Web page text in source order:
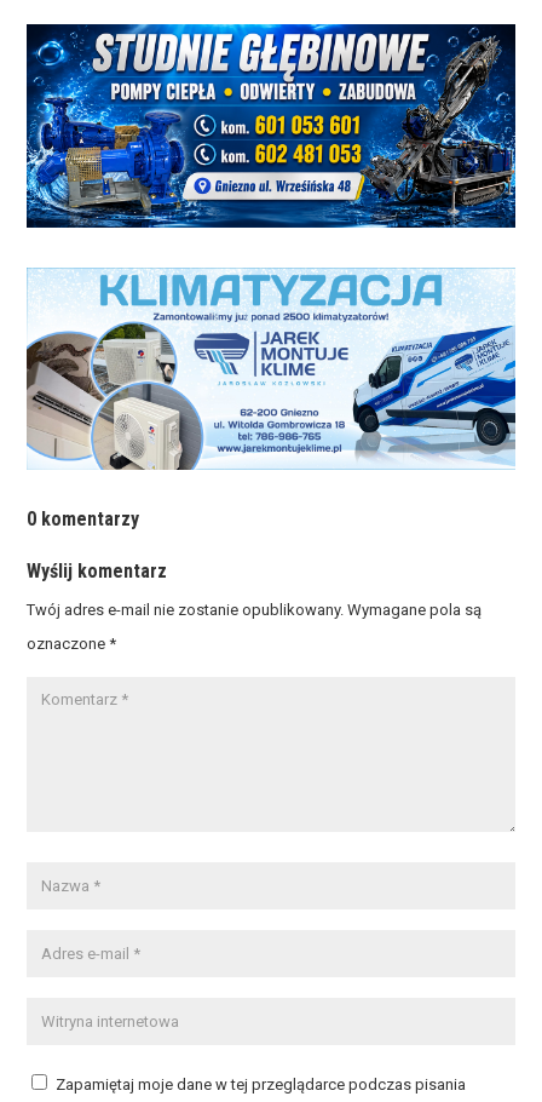
0 komentarzy
Wyślij komentarz
Twój adres e-mail nie zostanie opublikowany. Wymagane pola są
oznaczone*
Zapamiętaj moje dane w tej przeglądarce podczas pisania